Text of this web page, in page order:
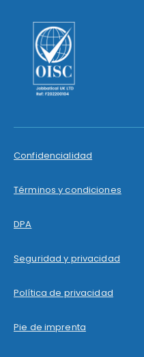
Confidencialidad
Términos y condiciones
DPA
Seguridad y privacidad
Política de privacidad
Pie de imprenta